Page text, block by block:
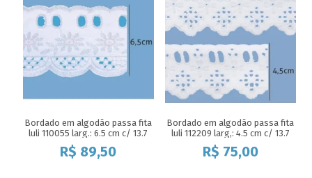
Bordado em algodão passa fita
luli 110055 larg.: 6.5 cm c/ 13.7
R$ 89,50
Bordado em algodão passa fita
luli 112209 larg,: 4.5 cm c/ 13.7
R$ 75,00